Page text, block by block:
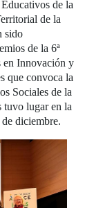
de la
de la
sido
de la 6ª
en Innovación y
que convoca la
Sociales de la
tuvo lugar en la
diciembre.